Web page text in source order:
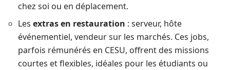
chez soi ou en déplacement.
Les extras en restauration : serveur, hôte
événementiel, vendeur sur les marchés. Ces jobs,
parfois rémunérés en CESU, offrent des missions
courtes et flexibles, idéales pour les étudiants ou